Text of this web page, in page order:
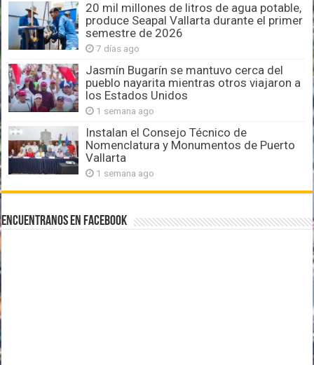
20 mil millones de litros de agua potable,
produce Seapal Vallarta durante el primer
semestre de 2026
7 días ago
Jasmín Bugarín se mantuvo cerca del
pueblo nayarita mientras otros viajaron a
los Estados Unidos
1 semana ago
Instalan el Consejo Técnico de
Nomenclatura y Monumentos de Puerto
Vallarta
1 semana ago
Encuentranos en Facebook